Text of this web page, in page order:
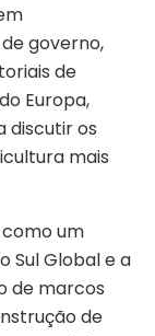
governo,
de
Europa,
discutir os
mais
um
Sul Global e a
de marcos
de